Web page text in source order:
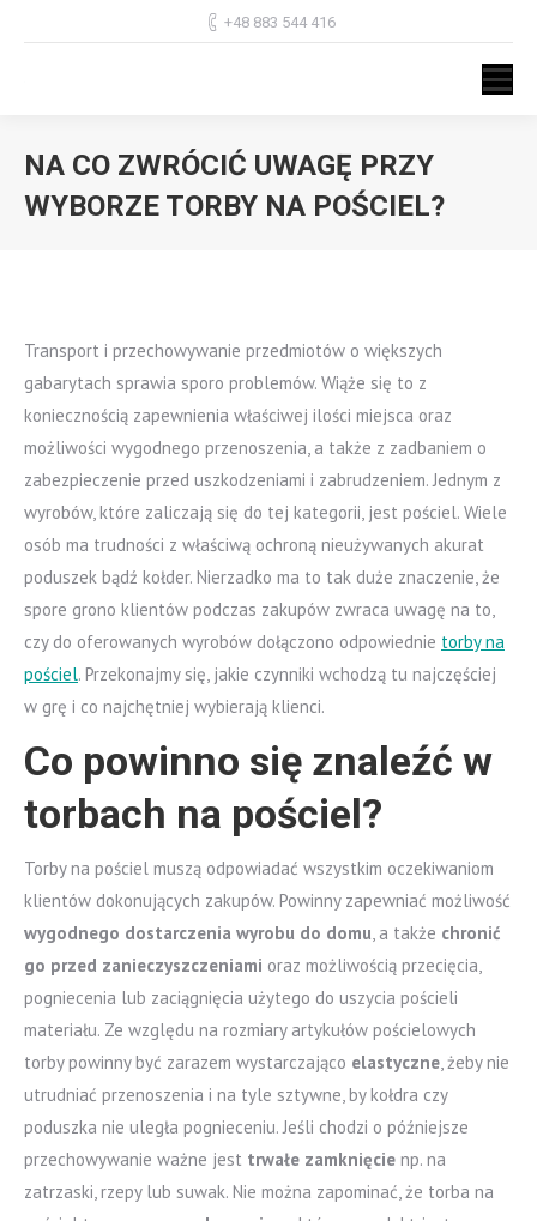
+48 883 544 416
NA CO ZWRÓCIĆ UWAGĘ PRZY
WYBORZE TORBY NA POŚCIEL?
Transport i przechowywanie przedmiotów o większych
gabarytach sprawia sporo problemów. Wiąże się to z
koniecznością zapewnienia właściwej ilości miejsca oraz
możliwości wygodnego przenoszenia, a także z zadbaniem o
zabezpieczenie przed uszkodzeniami i zabrudzeniem. Jednym z
wyrobów, które zaliczają się do tej kategorii, jest pościel. Wiele
osób ma trudności z właściwą ochroną nieużywanych akurat
poduszek bądź kołder. Nierzadko ma to tak duże znaczenie, że
spore grono klientów podczas zakupów zwraca uwagę na to,
czy do oferowanych wyrobów dołączono odpowiednie torby na
pościel. Przekonajmy się, jakie czynniki wchodzą tu najczęściej
w grę i co najchętniej wybierają klienci.
Co powinno się znaleźć w
torbach na pościel?
Torby na pościel muszą odpowiadać wszystkim oczekiwaniom
klientów dokonujących zakupów. Powinny zapewniać możliwość
wygodnego dostarczenia wyrobu do domu, a także chronić
go przed zanieczyszczeniami oraz możliwością przecięcia,
pogniecenia lub zaciągnięcia użytego do uszycia pościeli
materiału. Ze względu na rozmiary artykułów pościelowych
torby powinny być zarazem wystarczająco elastyczne, żeby nie
utrudniać przenoszenia i na tyle sztywne, by kołdra czy
poduszka nie uległa pognieceniu. Jeśli chodzi o późniejsze
przechowywanie ważne jest trwałe zamknięcie np. na
zatrzaski, rzepy lub suwak. Nie można zapominać, że torba na